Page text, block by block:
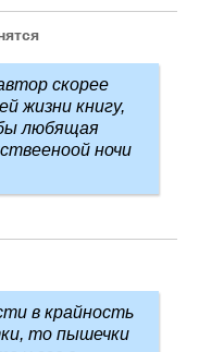
скорее
жизни книгу,
любящая
ночи
в крайность
то пышечки